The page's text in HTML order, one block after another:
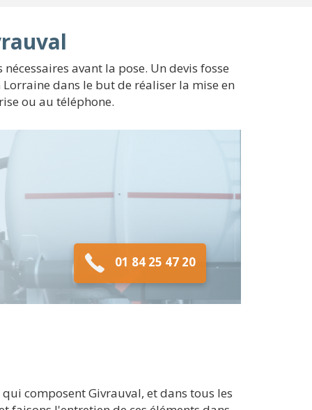
avant la pose. Un devis fosse
dans le but de réaliser la mise en
ou au téléphone.
01 84 25 47 20
composent Givrauval, et dans tous les